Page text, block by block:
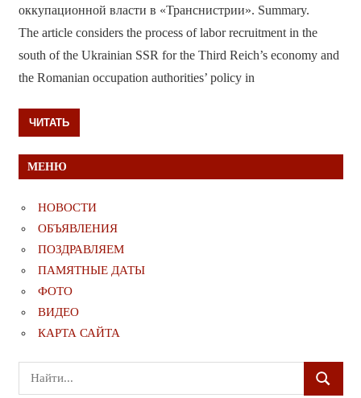
оккупационной власти в «Транснистрии». Summary.
The article considers the process of labor recruitment in the
south of the Ukrainian SSR for the Third Reich’s economy and
the Romanian occupation authorities’ policy in
ЧИТАТЬ
МЕНЮ
НОВОСТИ
ОБЪЯВЛЕНИЯ
ПОЗДРАВЛЯЕМ
ПАМЯТНЫЕ ДАТЫ
ФОТО
ВИДЕО
КАРТА САЙТА
Поиск
для:
ПОИСК